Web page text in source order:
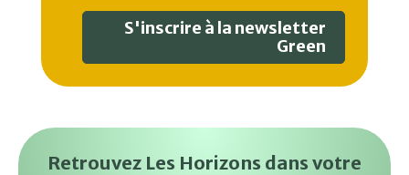
S'inscrire à la newsletter
Green
Retrouvez Les Horizons dans votre